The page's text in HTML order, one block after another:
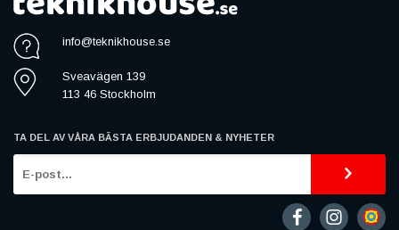
info@teknikhouse.se
Sveavägen 139
113 46 Stockholm
TA DEL AV VÅRA BÄSTA ERBJUDANDEN & NYHETER